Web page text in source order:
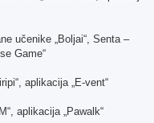
učenike „Boljai“, Senta –
Game“
aplikacija „E-vent“
aplikacija „Pawalk“